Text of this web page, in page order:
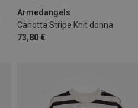
Armedangels
Canotta Stripe Knit donna
73,80 €